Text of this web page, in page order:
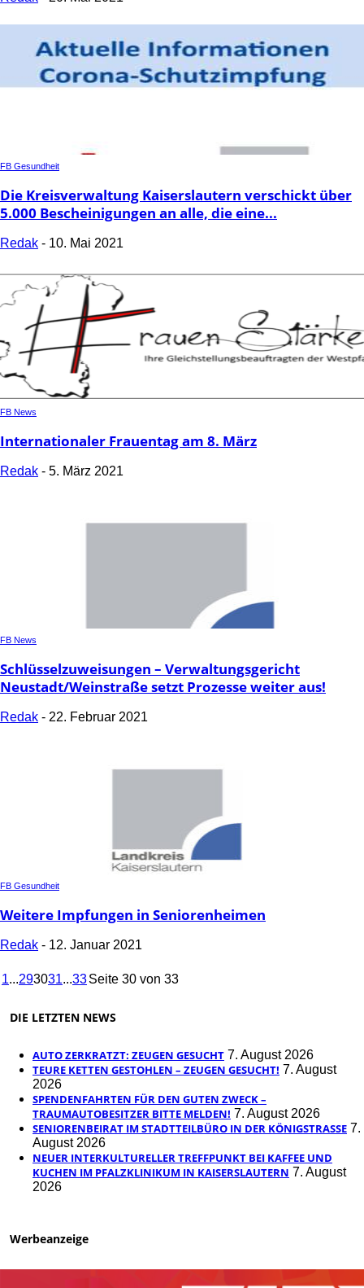
FB Gesundheit
Die Kreisverwaltung Kaiserslautern verschickt über
5.000 Bescheinigungen an alle, die eine...
Redak - 10. Mai 2021
FB News
Internationaler Frauentag am 8. März
Redak - 5. März 2021
FB News
Schlüsselzuweisungen – Verwaltungsgericht
Neustadt/Weinstraße setzt Prozesse weiter aus!
Redak - 22. Februar 2021
FB Gesundheit
Weitere Impfungen in Seniorenheimen
Redak - 12. Januar 2021
1...293031...33Seite 30 von 33
DIE LETZTEN NEWS
AUTO ZERKRATZT: ZEUGEN GESUCHT 7. August 2026
TEURE KETTEN GESTOHLEN – ZEUGEN GESUCHT! 7. August
2026
SPENDENFAHRTEN FÜR DEN GUTEN ZWECK –
TRAUMAUTOBESITZER BITTE MELDEN! 7. August 2026
SENIORENBEIRAT IM STADTTEILBÜRO IN DER KÖNIGSTRASSE
7.
August 2026
NEUER INTERKULTURELLER TREFFPUNKT BEI KAFFEE UND
KUCHEN IM PFALZKLINIKUM IN KAISERSLAUTERN 7. August
2026
Werbeanzeige